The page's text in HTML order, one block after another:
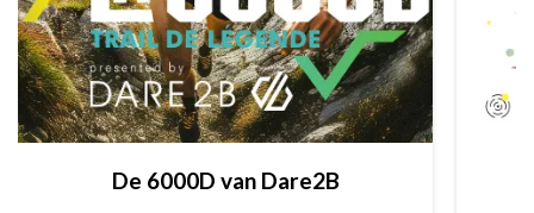
De 6000D van Dare2B